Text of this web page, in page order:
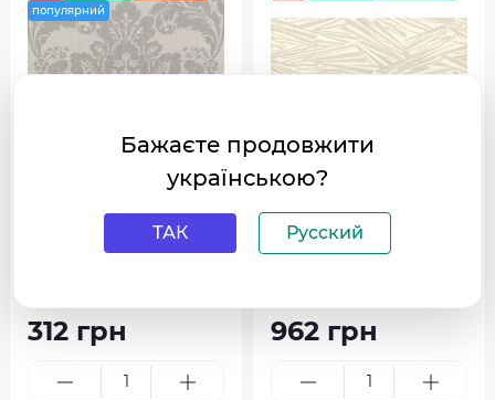
популярний
312 грн
315
0
962 грн
Бажаєте продовжити
українською?
ТАК Русский